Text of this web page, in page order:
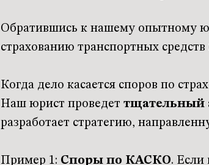
Обратившись к нашему опытному
страхованию транспортных
Когда дело касается споров по
Наш юрист проведет тщательный
разработает стратегию,
Пример 1: Споры по КАСКО. Если